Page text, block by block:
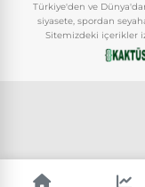
Türkiye'den ve
siyasete, spordan
Sitemizdeki içerikler